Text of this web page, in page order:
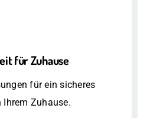
für Zuhause
für ein sicheres
Ihrem Zuhause.